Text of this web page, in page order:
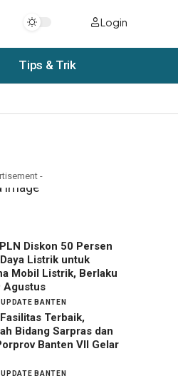
Login
Tips & Trik
-
Diskon 50 Persen
Listrik untuk
Mobil Listrik, Berlaku
Agustus
UPDATE BANTEN
Terbaik,
Bidang Sarpras dan
Banten VII Gelar
UPDATE BANTEN